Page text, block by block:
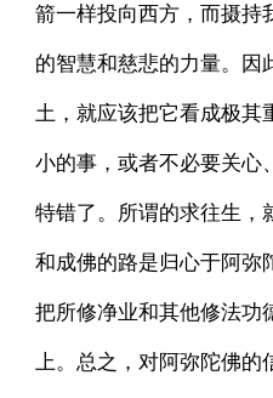
箭一样投向西方，而摄持
的智慧和慈悲的力量。因
土，就应该把它看成极其
小的事，或者不必要关心
特错了。所谓的求往生，
和成佛的路是归心于阿弥
把所修净业和其他修法功
上。总之，对阿弥陀佛的